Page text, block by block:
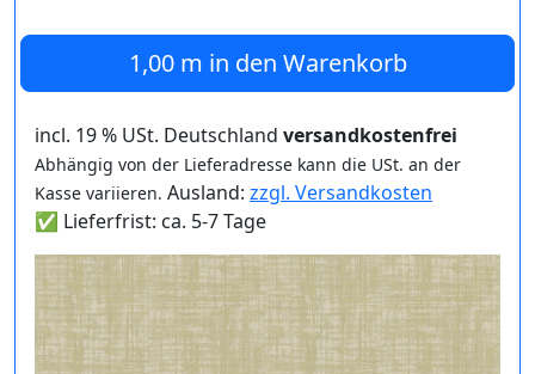
1,00 m in den Warenkorb
incl. 19 % USt. Deutschland versandkostenfrei
Abhängig von der Lieferadresse kann die USt. an der
Kasse variieren. Ausland: zzgl. Versandkosten
✅ Lieferfrist: ca. 5-7 Tage